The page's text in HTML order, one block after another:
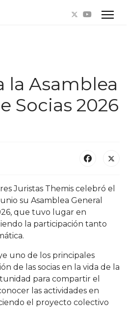
la Asamblea
Socias 2026
Juristas Themis celebró el
su Asamblea General
que tuvo lugar en
la participación tanto
uno de los principales
de las socias en la vida de la
para compartir el
las actividades en
el proyecto colectivo